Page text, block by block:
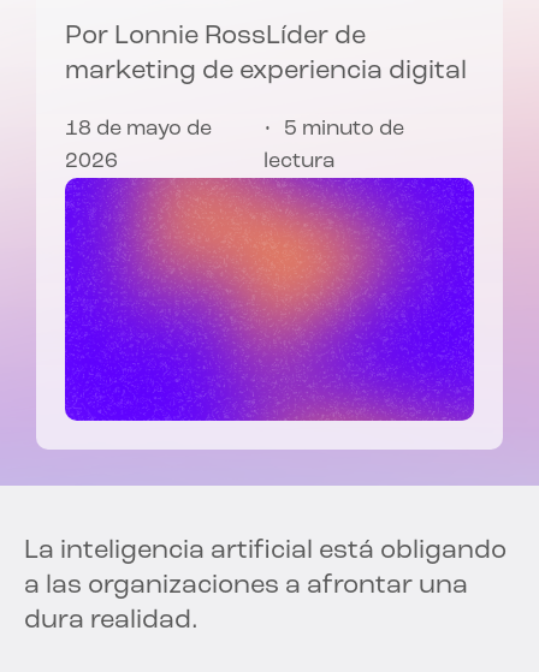
Por Lonnie RossLíder de
marketing de experiencia digital
18 de mayo de
2026
5 minuto de
lectura
La inteligencia artificial está obligando
a las organizaciones a afrontar una
dura realidad.